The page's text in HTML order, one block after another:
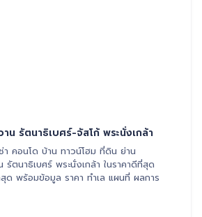
น รัตนาธิเบศร์-จัสโก้ พระนั่งเกล้า
า คอนโด บ้าน ทาวน์โฮม ที่ดิน ย่าน
ตนาธิเบศร์ พระนั่งเกล้า ในราคาดีที่สุด
ด พร้อมข้อมูล ราคา ทำเล แผนที่ ผลการ